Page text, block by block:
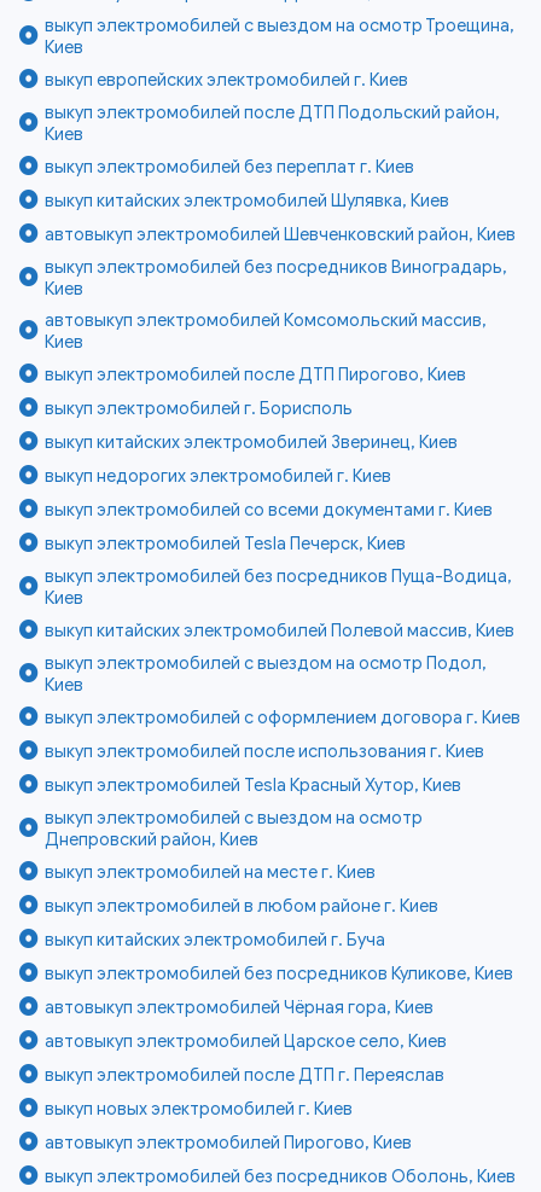
выкуп электромобилей с выездом на осмотр Троещина,
Киев
выкуп европейских электромобилей г. Киев
выкуп электромобилей после ДТП Подольский район,
Киев
выкуп электромобилей без переплат г. Киев
выкуп китайских электромобилей Шулявка, Киев
автовыкуп электромобилей Шевченковский район, Киев
выкуп электромобилей без посредников Виноградарь,
Киев
автовыкуп электромобилей Комсомольский массив,
Киев
выкуп электромобилей после ДТП Пирогово, Киев
выкуп электромобилей г. Борисполь
выкуп китайских электромобилей Зверинец, Киев
выкуп недорогих электромобилей г. Киев
выкуп электромобилей со всеми документами г. Киев
выкуп электромобилей Tesla Печерск, Киев
выкуп электромобилей без посредников Пуща-Водица,
Киев
выкуп китайских электромобилей Полевой массив, Киев
выкуп электромобилей с выездом на осмотр Подол,
Киев
выкуп электромобилей с оформлением договора г. Киев
выкуп электромобилей после использования г. Киев
выкуп электромобилей Tesla Красный Хутор, Киев
выкуп электромобилей с выездом на осмотр
Днепровский район, Киев
выкуп электромобилей на месте г. Киев
выкуп электромобилей в любом районе г. Киев
выкуп китайских электромобилей г. Буча
выкуп электромобилей без посредников Куликове, Киев
автовыкуп электромобилей Чёрная гора, Киев
автовыкуп электромобилей Царское село, Киев
выкуп электромобилей после ДТП г. Переяслав
выкуп новых электромобилей г. Киев
автовыкуп электромобилей Пирогово, Киев
выкуп электромобилей без посредников Оболонь, Киев